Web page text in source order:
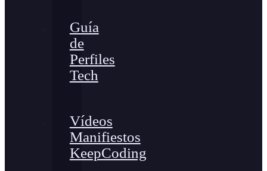
Guía
de
Perfiles
Tech
Vídeos
Manifiestos
KeepCoding